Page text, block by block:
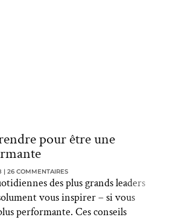
pour être une
26 COMMENTAIRES
des plus grands leaders
vous inspirer – si vous
performante. Ces conseils